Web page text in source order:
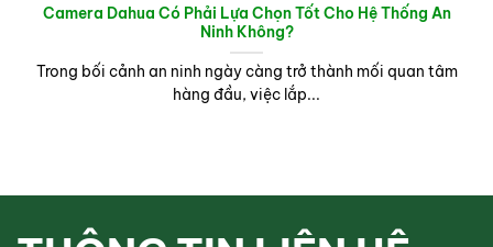
Camera Dahua Có Phải Lựa Chọn Tốt Cho Hệ Thống An
Ninh Không?
Trong bối cảnh an ninh ngày càng trở thành mối quan tâm
hàng đầu, việc lắp...